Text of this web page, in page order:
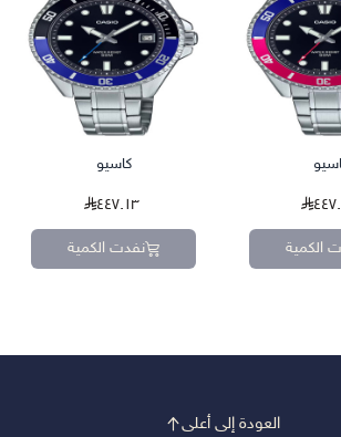
الكمية
كاسيو
٤٤٧.١٣
نفدت الكمية
العودة إلى أعلى